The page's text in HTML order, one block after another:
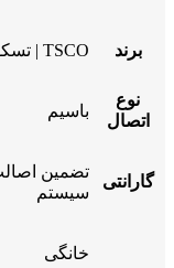
برند TSCO | تسکو
نوع
اتصال
باسیم
گارانتی
تضمین
سیستم
خانگی